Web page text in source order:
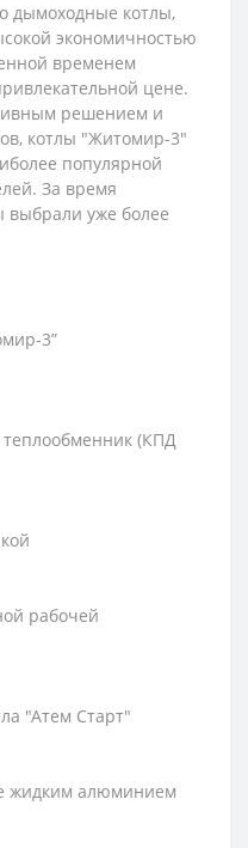
дымоходные котлы,
экономичностью
временем
цене.
решением и
котлы "Житомир-3"
популярной
За время
выбрали уже более
3”
(КПД
рабочей
"Атем Старт"
жидким алюминием